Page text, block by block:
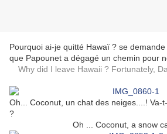
Pourquoi ai-je quitté Hawaï ? se
que Papounet a dégagé un chemin pour
Why did I leave Hawaii ? Fortunately,
Oh... Coconut, un chat des neiges....! Va-
?
Oh ... Coconut, a snow